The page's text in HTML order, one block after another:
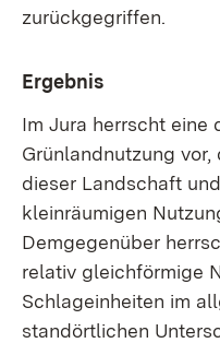
zurückgegriffen.
Ergebnis
Im Jura herrscht eine
Grünlandnutzung
dieser Landschaft
kleinräumigen
Demgegenüber
relativ gleichförmige
Schlageinheiten im
standörtlichen